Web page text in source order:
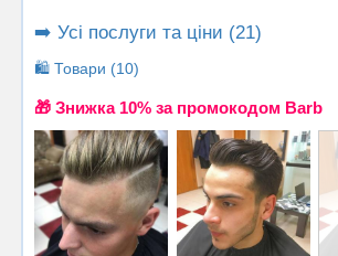
➡️ Усі послуги та ціни (21)
🛍️ Товари (10)
🎁 Знижка 10% за промокодом Barb